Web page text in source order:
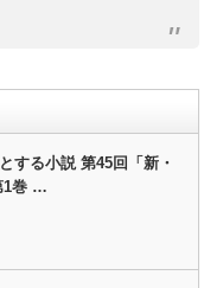
する小説 第45回「新・
1巻 …